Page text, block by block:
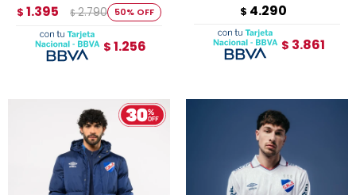
$ 1.395 $ 2.790 50
$ 1.256
$ 4.290
$ 3.861